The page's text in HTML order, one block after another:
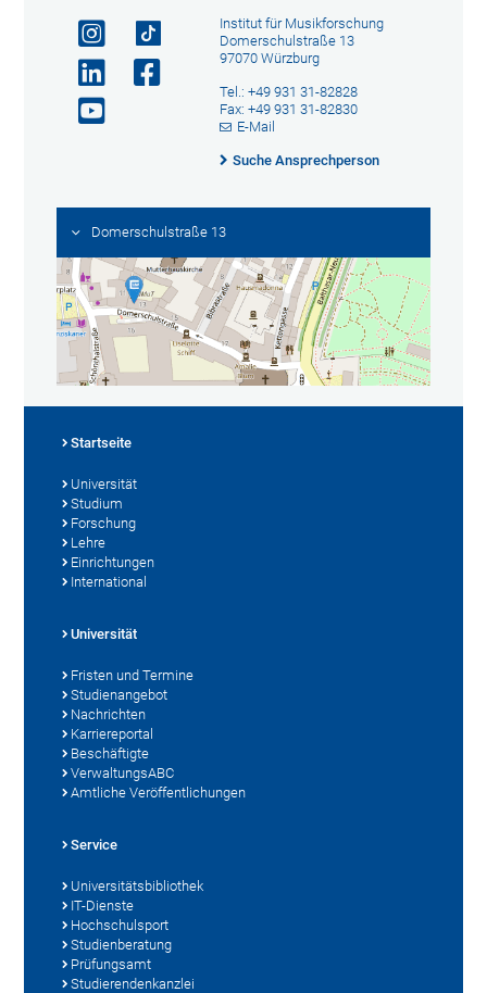
Institut für Musikforschung
Domerschulstraße 13
97070 Würzburg
Tel.: +49 931 31-82828
Fax: +49 931 31-82830
E-Mail
Suche Ansprechperson
Domerschulstraße 13
Startseite
Universität
Studium
Forschung
Lehre
Einrichtungen
International
Universität
Fristen und Termine
Studienangebot
Nachrichten
Karriereportal
Beschäftigte
VerwaltungsABC
Amtliche Veröffentlichungen
Service
Universitätsbibliothek
IT-Dienste
Hochschulsport
Studienberatung
Prüfungsamt
Studierendenkanzlei